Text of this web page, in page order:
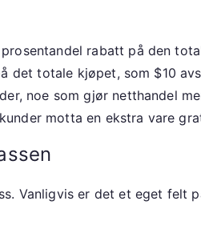
rabatt på den
det totale kjøpet, som $10
noe som gjør netthandel
motta en ekstra vare
Vanligvis er det et eget felt